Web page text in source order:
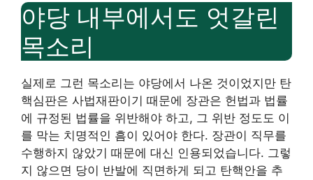
야당 내부에서도 엇갈린
목소리
실제로 그런 목소리는 야당에서 나온 것이었지만 탄
핵심판은 사법재판이기 때문에 장관은 헌법과 법률
에 규정된 법률을 위반해야 하고, 그 위반 정도도 이
를 막는 치명적인 흠이 있어야 한다. 장관이 직무를
수행하지 않았기 때문에 대신 인용되었습니다. 그렇
지 않으면 당이 반발에 직면하게 되고 탄핵안을 추